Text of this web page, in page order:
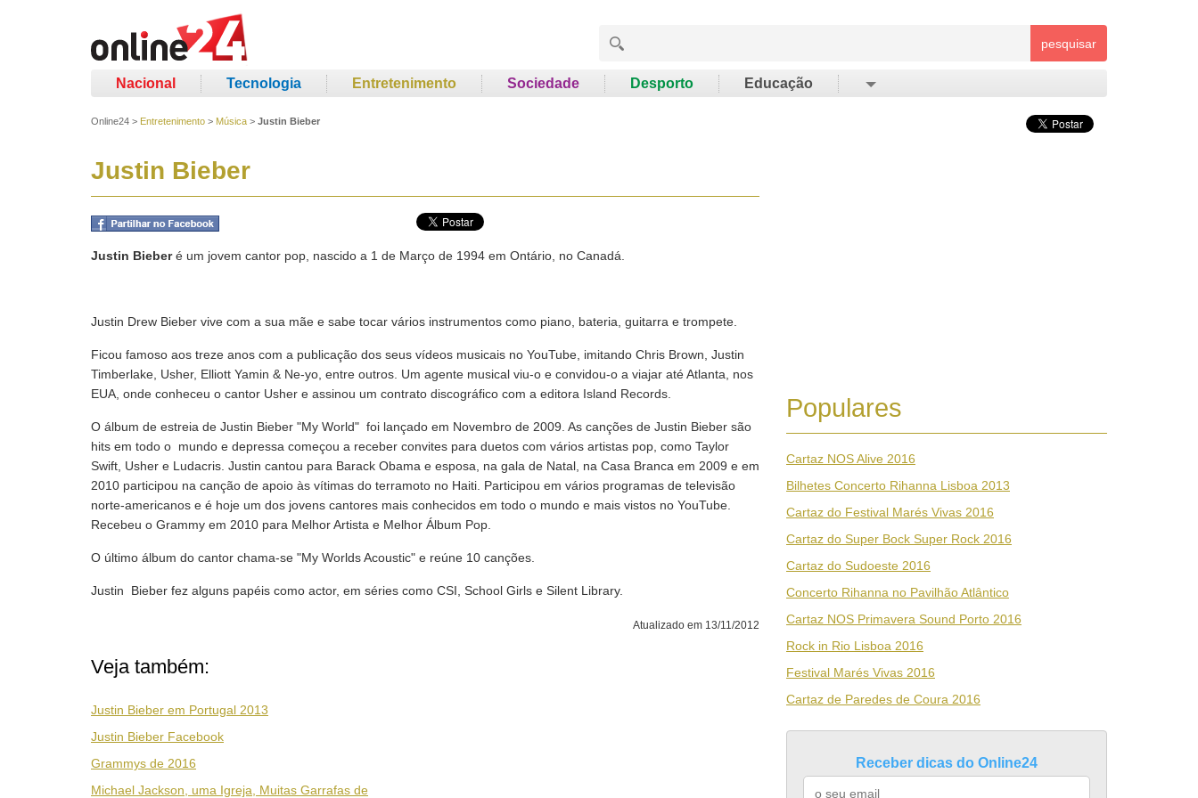
pesquisar
Nacional Tecnologia Entretenimento Sociedade Desporto Educação
Online24 > Entretenimento > Música > Justin Bieber
Justin Bieber
Justin Bieberé um jovem cantor pop, nascido a 1 de Março de 1994 em Ontário, no Canadá.
Justin Drew Bieber vive com a sua mãe e sabe tocar vários instrumentos como piano, bateria, guitarra e trompete.
Ficou famoso aos treze anos com a publicação dos seus vídeos musicais no YouTube, imitando Chris Brown, Justin
Timberlake, Usher, Elliott Yamin & Ne-yo, entre outros. Um agente musical viu-o e convidou-o a viajar até Atlanta, nos
EUA, onde conheceu o cantor Usher e assinou um contrato discográfico com a editora Island Records.
O álbum de estreia de Justin Bieber "My World" foi lançado em Novembro de 2009. As canções de Justin Bieber são
hits em todo o mundo e depressa começou a receber convites para duetos com vários artistas pop, como Taylor
Swift, Usher e Ludacris. Justin cantou para Barack Obama e esposa, na gala de Natal, na Casa Branca em 2009 e em
2010 participou na canção de apoio às vítimas do terramoto no Haiti. Participou em vários programas de televisão
norte-americanos e é hoje um dos jovens cantores mais conhecidos em todo o mundo e mais vistos no YouTube.
Recebeu o Grammy em 2010 para Melhor Artista e Melhor Álbum Pop.
O último álbum do cantor chama-se "My Worlds Acoustic" e reúne 10 canções.
Justin Bieber fez alguns papéis como actor, em séries como CSI, School Girls e Silent Library.
Atualizado em 13/11/2012
Veja também:
Justin Bieber em Portugal 2013
Justin Bieber Facebook
Grammys de 2016
Michael Jackson, uma Igreja, Muitas Garrafas de
Populares
Cartaz NOS Alive 2016
Bilhetes Concerto Rihanna Lisboa 2013
Cartaz do Festival Marés Vivas 2016
Cartaz do Super Bock Super Rock 2016
Cartaz do Sudoeste 2016
Concerto Rihanna no Pavilhão Atlântico
Cartaz NOS Primavera Sound Porto 2016
Rock in Rio Lisboa 2016
Festival Marés Vivas 2016
Cartaz de Paredes de Coura 2016
Receber dicas do Online24